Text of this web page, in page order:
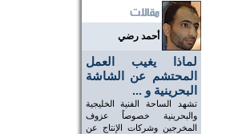
أحمد رضي
لماذا يغيب العمل
المحتشم عن الشاشة
البحرينية و ...
تشهد الساحة الفنية الخليجية
والبحرينية خصوصاً عزوف
المخرجين وشركات الإنتاج عن